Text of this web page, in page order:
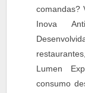
comandas?
Inova
Lumen
consumo